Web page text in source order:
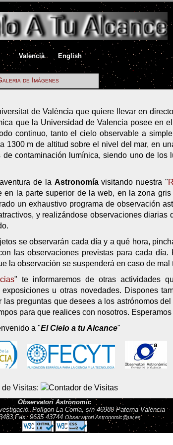
Valencià| English|
de Imágenes
de València que quiere llevar en
que la Universidad de Valencia posee en
continuo, tanto el cielo observable a
m de altitud sobre el nivel del mar, en
contaminación lumínica, siendo uno de los
de la Astronomíavisitando nuestra "
en la parte superior de la web, en la zona gris
un exhaustivo programa de observación
y realizándose observaciones diarias
se observarán cada día y a qué hora,
las observaciones previstas para cada
la observación se suspenderá en caso de mal
" te informaremos de otras actividades
exposiciones u otras novedades. Dispones
las preguntas que desees a los astrónomos
para que realices con nosotros.
a "El Cielo a tu Alcance"
de Visitas:
Observatori Astrònomic
Polígon La Coma, s/n 46980 Paterna València
Fax: 9635 43744 Observatori.Astronomic@uv.es